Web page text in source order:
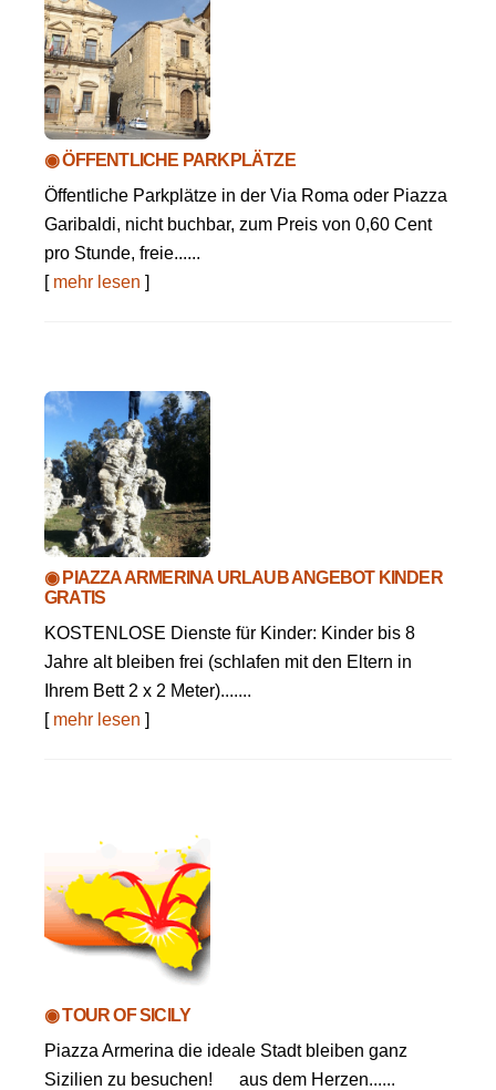
◉ ÖFFENTLICHE PARKPLÄTZE
Öffentliche Parkplätze in der Via Roma oder Piazza
Garibaldi, nicht buchbar, zum Preis von 0,60 Cent
pro Stunde, freie......
[ mehr lesen ]
◉ PIAZZA ARMERINA URLAUB ANGEBOT KINDER
GRATIS
KOSTENLOSE Dienste für Kinder: Kinder bis 8
Jahre alt bleiben frei (schlafen mit den Eltern in
Ihrem Bett 2 x 2 Meter).......
[ mehr lesen ]
◉ TOUR OF SICILY
Piazza Armerina die ideale Stadt bleiben ganz
Sizilien zu besuchen! aus dem Herzen......